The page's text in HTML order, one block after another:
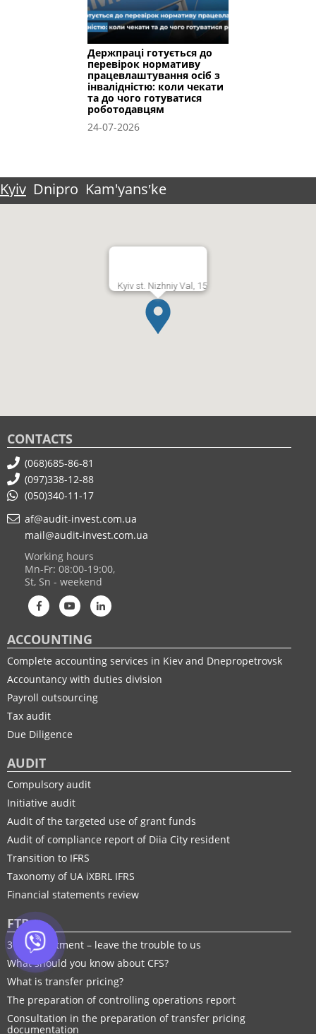
Держпраці готується до
перевірок нормативу
працевлаштування осіб з
інвалідністю: коли чекати
та до чого готуватися
роботодавцям
24-07-2026
Kyiv Dnipro Kam'yansʹke
Kyiv st. Nizhniy Val, 15
CONTACTS
(068)685-86-81
(097)338-12-88
(050)340-11-17
af@audit-invest.com.ua
mail@audit-invest.com.ua
Working hours
Mn-Fr: 08:00-19:00,
St, Sn - weekend
ACCOUNTING
Complete accounting services in Kiev and Dnepropetrovsk
Accountancy with duties division
Payroll outsourcing
Tax audit
Due Diligence
AUDIT
Compulsory audit
Initiative audit
Audit of the targeted use of grant funds
Audit of compliance report of Diia City resident
Transition to IFRS
Taxonomy of UA іXBRL IFRS
Financial statements review
FTP
30% adjustment – leave the trouble to us
What should you know about CFS?
What is transfer pricing?
The preparation of controlling operations report
Consultation in the preparation of transfer pricing
documentation